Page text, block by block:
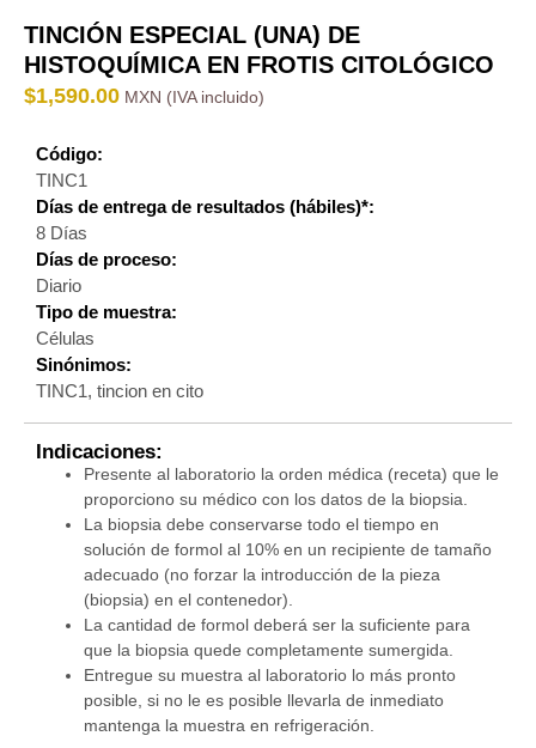
TINCIÓN ESPECIAL (UNA) DE
HISTOQUÍMICA EN FROTIS CITOLÓGICO
$1,590.00
Código:
TINC1
Días de entrega de resultados (hábiles)*:
8 Días
Días de proceso:
Diario
Tipo de muestra:
Células
Sinónimos:
TINC1, tincion en cito
Indicaciones:
Presente al laboratorio la orden médica (receta) que le
proporciono su médico con los datos de la biopsia.
La biopsia debe conservarse todo el tiempo en
solución de formol al 10% en un recipiente de tamaño
adecuado (no forzar la introducción de la pieza
(biopsia) en el contenedor).
La cantidad de formol deberá ser la suficiente para
que la biopsia quede completamente sumergida.
Entregue su muestra al laboratorio lo más pronto
posible, si no le es posible llevarla de inmediato
mantenga la muestra en refrigeración.